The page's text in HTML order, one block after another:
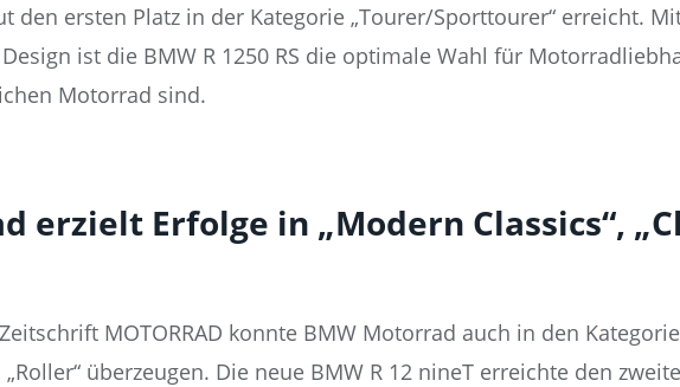
den ersten Platz in der Kategorie „Tourer/Sporttourer“ erreicht.
ist die BMW R 1250 RS die optimale Wahl für
Motorrad sind.
erzielt Erfolge in „Modern Classics“,
MOTORRAD konnte BMW Motorrad auch in den
überzeugen. Die neue BMW R 12 nineT erreichte den